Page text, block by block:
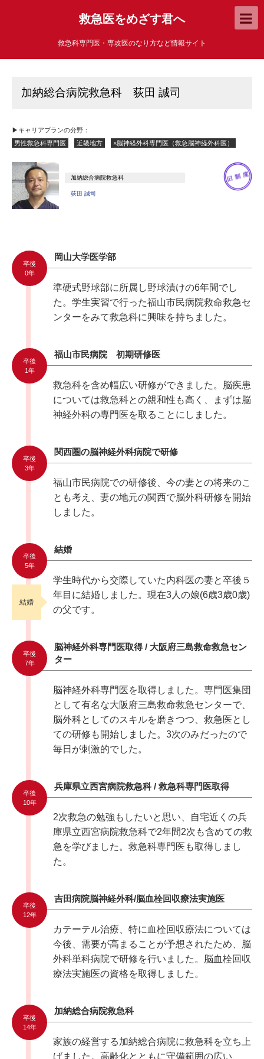
救急医をめざす君へ
救急科専門医・専攻医のなり方など情報サイト
加納総合病院救急科 荻田 誠司
▶キャリアプランの分野：
男性救急科専門医
近畿地方 ×脳神経外科専門医（救急脳神経外科医）
加納総合病院救急科
荻田 誠司
卒後
0年
岡山大学医学部
準硬式野球部に所属し野球漬けの6年間でし
た。学生実習で行った福山市民病院救命救急セ
ンターをみて救急科に興味を持ちました。
卒後
1年
福山市民病院 初期研修医
救急科を含め幅広い研修ができました。脳疾患
については救急科との親和性も高く、まずは脳
神経外科の専門医を取ることにしました。
卒後
3年
関西圏の脳神経外科病院で研修
福山市民病院での研修後、今の妻との将来のこ
とも考え、妻の地元の関西で脳外科研修を開始
しました。
卒後
5年
結婚
結婚
学生時代から交際していた内科医の妻と卒後５
年目に結婚しました。 現在3人の娘(6歳3歳0歳)
の父です。
卒後
7年
脳神経外科専門医取得 / 大阪府三島救命救急セン
ター
脳神経外科専門医を取得しました。専門医集団
として有名な大阪府三島救命救急センターで、
脳外科としてのスキルを磨きつつ、救急医とし
ての研修も開始しました。3次のみだったので
毎日が刺激的でした。
卒後
10年
兵庫県立西宮病院救急科 / 救急科専門医取得
2次救急の勉強もしたいと思い、自宅近くの兵
庫県立西宮病院救急科で2年間2次も含めての救
急を学びました。救急科専門医も取得しまし
た。
卒後
12年
吉田病院脳神経外科/脳血栓回収療法実施医
カテーテル治療、特に血栓回収療法については
今後、需要が高まることが予想されたため、脳
外科単科病院で研修を行いました。脳血栓回収
療法実施医の資格を取得しました。
卒後
14年
加納総合病院救急科
家族の経営する加納総合病院に救急科を立ち上
げました。高齢化とともに守備範囲の広い、